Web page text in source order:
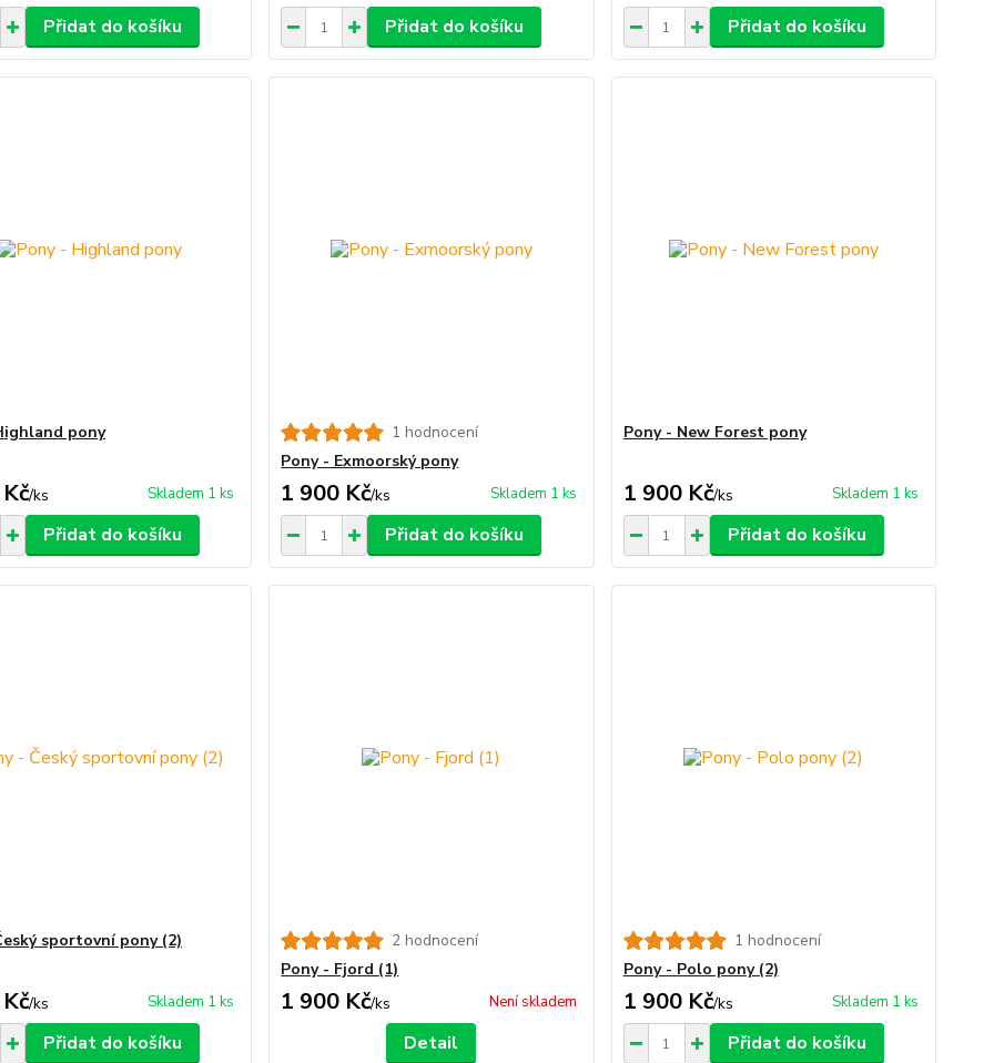
Přidat do košíku Přidat do košíku Přidat do košíku
pony
/ks Skladem 1 ks
Přidat do košíku
1 hodnocení
Pony - Exmoorský pony
1 900 Kč/ks Skladem 1 ks
Přidat do košíku
Pony - New Forest pony
1 900 Kč/ks Skladem 1 ks
Přidat do košíku
sportovní pony (2)
/ks Skladem 1 ks
Přidat do košíku
2 hodnocení
Pony - Fjord (1)
1 900 Kč/ks Není skladem
Detail
1 hodnocení
Pony - Polo pony (2)
1 900 Kč/ks Skladem 1 ks
Přidat do košíku